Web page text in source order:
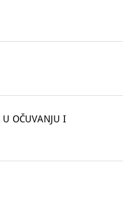
U OČUVANJU I